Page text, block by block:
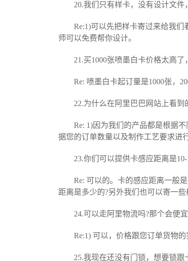
20.我们只有样卡，没有设计文件
Re:1)可以先把样卡寄过来给我们
师可以免费帮你设计。
21.买1000张喷墨白卡价格太高了
Re: 喷墨白卡起订量是1000张，
22.为什么在阿里巴巴网站上看到
Re: 1)因为我们的产品都是根据不
据您的订单数量以及制作工艺要求进
23.你们可以提供卡感应距离是10-
Re: 可以的。卡的感应距离一般是
距离是多少的?另外我们也可以寄一些
24.可以走阿里物流吗?那个会便
Re:1) 可以，价格跟您订单货物的
25.我现在还没有门锁，想要锁跟